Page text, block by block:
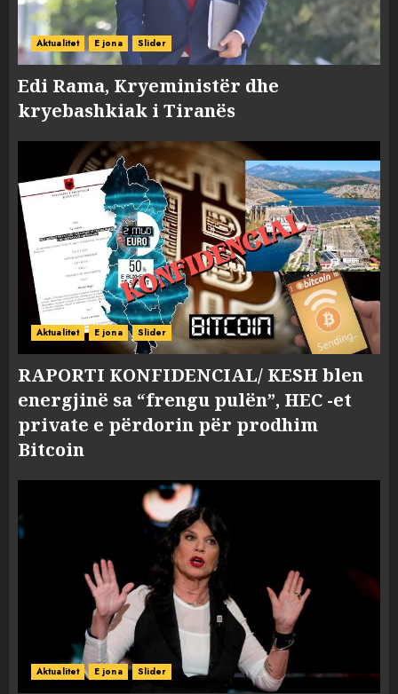
Aktualitet E jona Slider
Edi Rama, Kryeministër dhe
kryebashkiak i Tiranës
Aktualitet E jona Slider
RAPORTI KONFIDENCIAL/ KESH blen
energjinë sa “frengu pulën”, HEC -et
private e përdorin për prodhim
Bitcoin
Aktualitet E jona Slider